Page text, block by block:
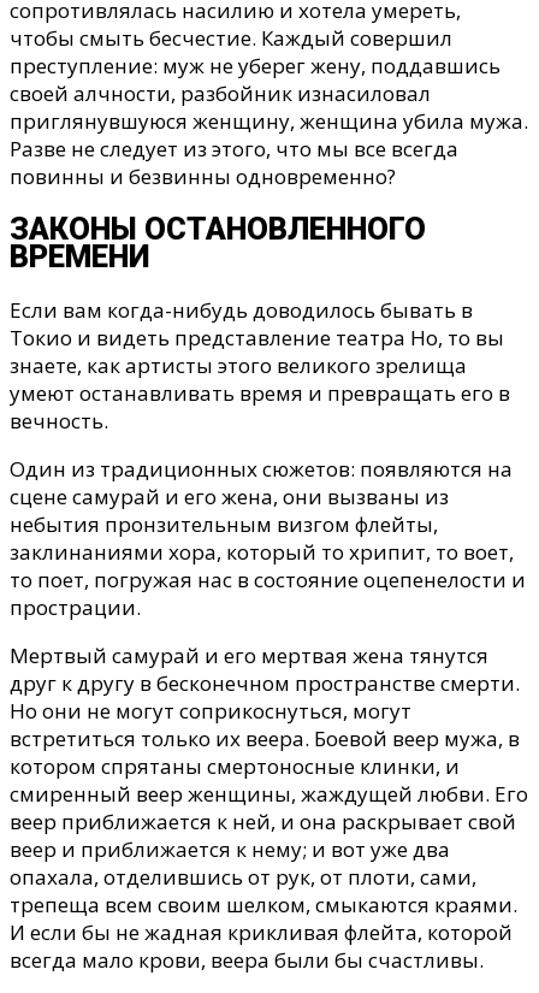
сопротивлялась насилию и хотела умереть,
чтобы смыть бесчестие. Каждый совершил
преступление: муж не уберег жену, поддавшись
своей алчности, разбойник изнасиловал
приглянувшуюся женщину, женщина убила мужа.
Разве не следует из этого, что мы все всегда
повинны и безвинны одновременно?
ЗАКОНЫ ОСТАНОВЛЕННОГО
ВРЕМЕНИ
Если вам когда-нибудь доводилось бывать в
Токио и видеть представление театра Но, то вы
знаете, как артисты этого великого зрелища
умеют останавливать время и превращать его в
вечность.
Один из традиционных сюжетов: появляются на
сцене самурай и его жена, они вызваны из
небытия пронзительным визгом флейты,
заклинаниями хора, который то хрипит, то воет,
то поет, погружая нас в состояние оцепенелости и
прострации.
Мертвый самурай и его мертвая жена тянутся
друг к другу в бесконечном пространстве смерти.
Но они не могут соприкоснуться, могут
встретиться только их веера. Боевой веер мужа, в
котором спрятаны смертоносные клинки, и
смиренный веер женщины, жаждущей любви. Его
веер приближается к ней, и она раскрывает свой
веер и приближается к нему; и вот уже два
опахала, отделившись от рук, от плоти, сами,
трепеща всем своим шелком, смыкаются краями.
И если бы не жадная крикливая флейта, которой
всегда мало крови, веера были бы счастливы.